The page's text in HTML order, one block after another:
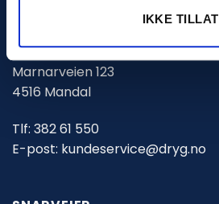
IKKE TILLAT
DRYG.NO (PN PROSJEKT AS)
Marnarveien 123
4516 Mandal
Tlf: 382 61 550
E-post: kundeservice@dryg.no